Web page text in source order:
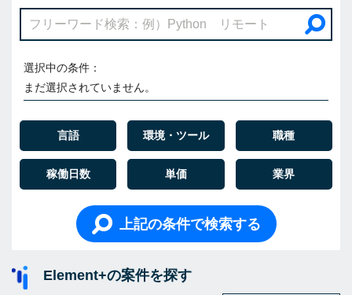
選択中の条件：
まだ選択されていません。
言語 環境・ツール 職種
稼働日数 単価 業界
上記の条件で検索する
Element+の案件を探す